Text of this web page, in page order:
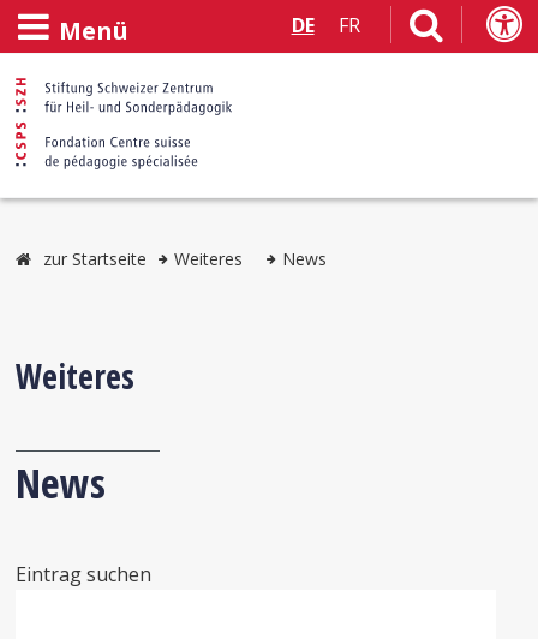
Menü DE FR
zur Startseite Weiteres News
Weiteres
News
Eintrag suchen